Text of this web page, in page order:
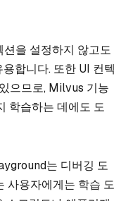
을 설정하지 않고도
합니다. 또한 UI 컨텍
으므로, Milvus 기능
학습하는 데에도 도
는 디버깅 도
사용자에게는 학습 도